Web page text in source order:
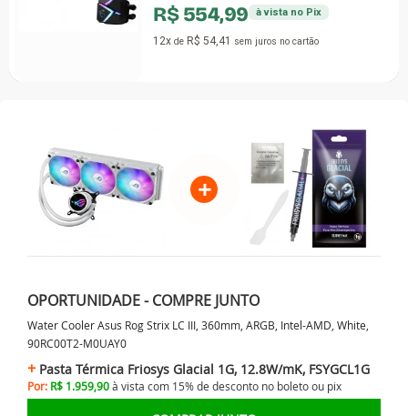
R$ 554,99 à vista no Pix
de R$ 54,41 sem juros no cartão
+
OPORTUNIDADE - COMPRE JUNTO
Water Cooler Asus Rog Strix LC III, 360mm, ARGB, Intel-AMD, White,
90RC00T2-M0UAY0
Pasta Térmica Friosys Glacial 1G, 12.8W/mK, FSYGCL1G
Por: R$ 1.959,90à vista com 15% de desconto no boleto ou pix